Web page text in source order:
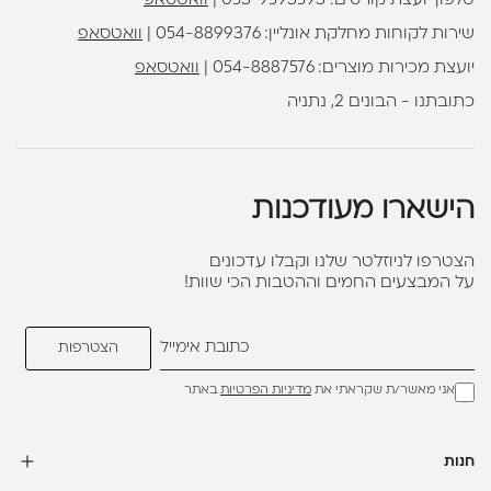
שירות לקוחות מחלקת אונליין:054-8899376 וואטסאפ
יועצת מכירות מוצרים:054-8887576 וואטסאפ
כתובתנו - הבונים 2, נתניה
הישארו מעודכנות
הצטרפו לניוזלטר שלנו וקבלו עדכונים
על המבצעים החמים וההטבות הכי שוות!
אני מאשר/ת שקראתי את מדיניות הפרטיותבאתר
חנות